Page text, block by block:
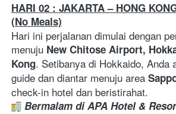
HARI 02 : JAKARTA – HONG
(No Meals)
Hari ini perjalanan dimulai dengan
menuju New Chitose Airport,
Kong. Setibanya di Hokkaido, Anda
guide dan diantar menuju area
check-in hotel dan beristirahat.
Bermalam di APA Hotel &